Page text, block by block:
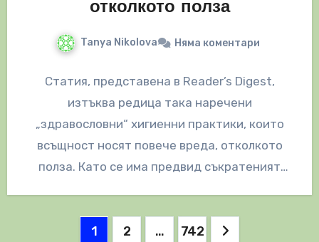
отколкото полза
Tanya Nikolova Няма коментари
Статия, представена в Reader’s Digest,
изтъква редица така наречени
„здравословни“ хигиенни практики, които
всъщност носят повече вреда, отколкото
полза. Като се има предвид съкратеният
Разделяне
1 2 … 742